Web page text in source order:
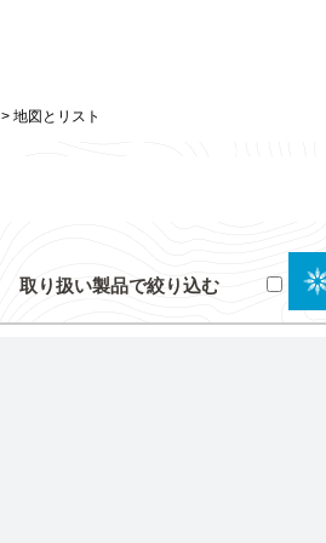
> 地図とリスト
取り扱い製品で絞り込む